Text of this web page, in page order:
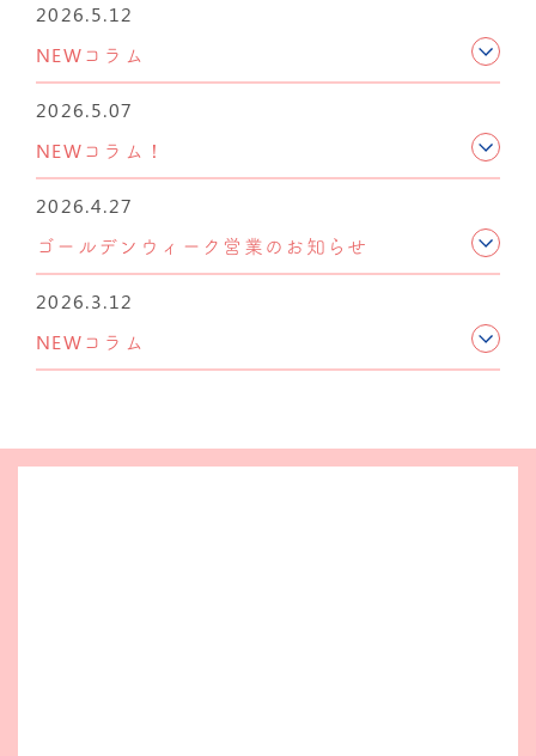
2026.5.12
NEWコラム
2026.5.07
NEWコラム！
2026.4.27
ゴールデンウィーク営業のお知らせ
2026.3.12
NEWコラム